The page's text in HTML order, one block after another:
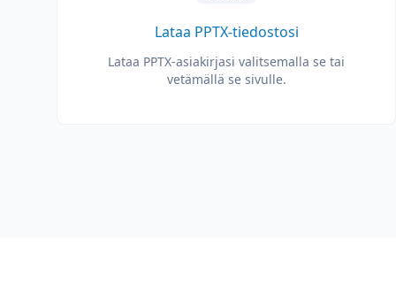
Lataa PPTX-tiedostosi
Lataa PPTX-asiakirjasi valitsemalla se tai
vetämällä se sivulle.